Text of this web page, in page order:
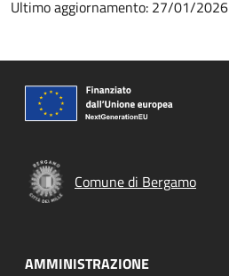
Ultimo aggiornamento: 27/01/2026
Comune di Bergamo
AMMINISTRAZIONE